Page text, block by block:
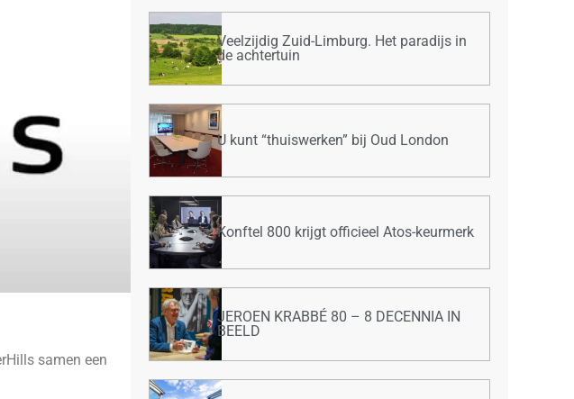
samen een
Veelzijdig Zuid-Limburg. Het paradijs in
de achtertuin
U kunt “thuiswerken” bij Oud London
Konftel 800 krijgt officieel Atos-keurmerk
JEROEN KRABBÉ 80 – 8 DECENNIA IN
BEELD